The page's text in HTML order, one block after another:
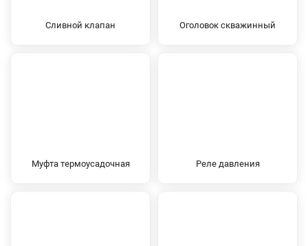
Сливной клапан Оголовок скважинный
Муфта термоусадочная Реле давления